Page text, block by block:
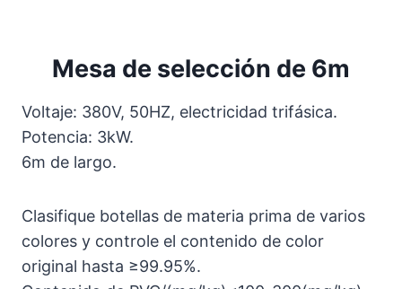
Mesa de selección de 6m
Voltaje: 380V, 50HZ, electricidad trifásica.
Potencia: 3kW.
6m de largo.
Clasifique botellas de materia prima de varios
colores y controle el contenido de color
original hasta ≥99.95%.